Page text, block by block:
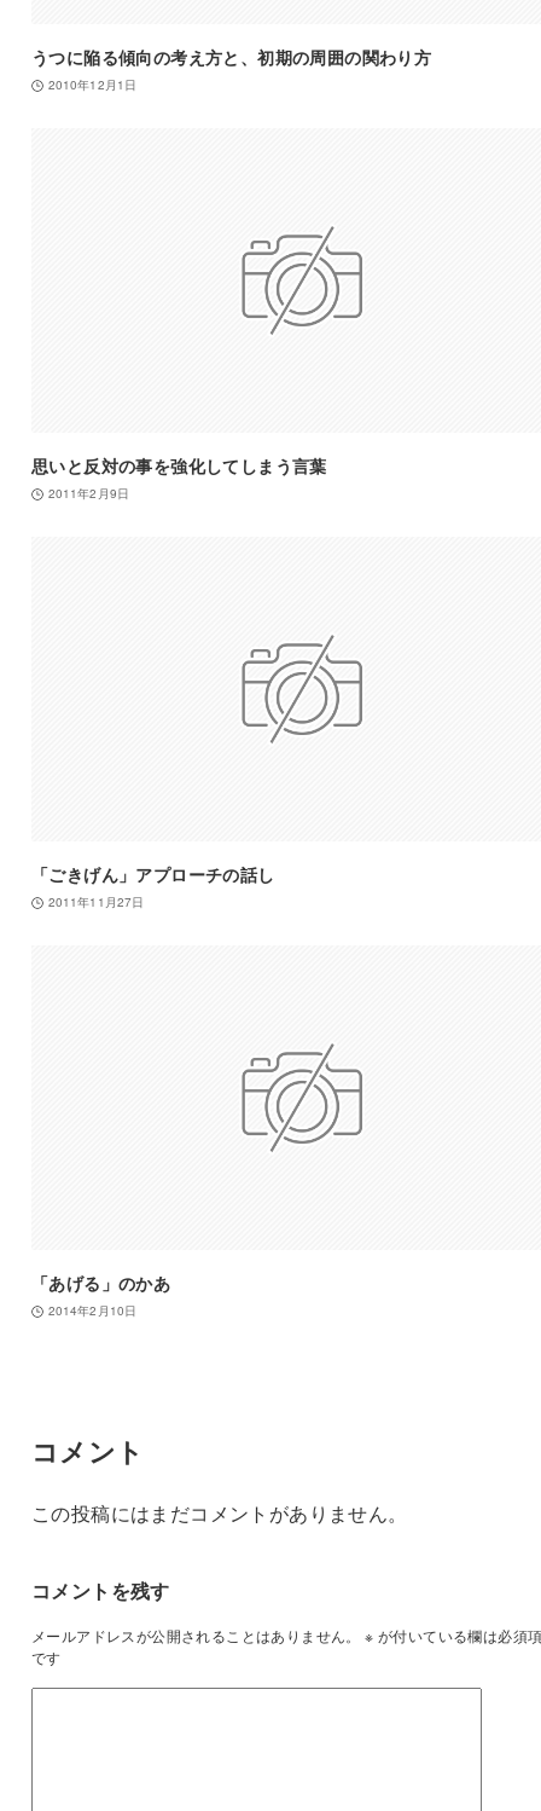
うつに陥る傾向の考え方と、初期の周囲の関わり方
2010年12月1日
思いと反対の事を強化してしまう言葉
2011年2月9日
「ごきげん」アプローチの話し
2011年11月27日
「あげる」のかあ
2014年2月10日
コメント
この投稿にはまだコメントがありません。
コメントを残す
メールアドレスが公開されることはありません。 ※ が付いている欄は必須
です